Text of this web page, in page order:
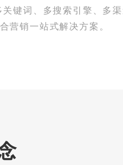
键词、多搜索引擎、多
营销一站式解决方案。